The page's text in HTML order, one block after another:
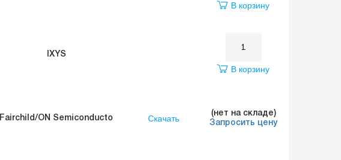
В корзину
IXYS
В корзину
Fairchild/ON Semiconducto Скачать
(нет на складе)
Запросить цену